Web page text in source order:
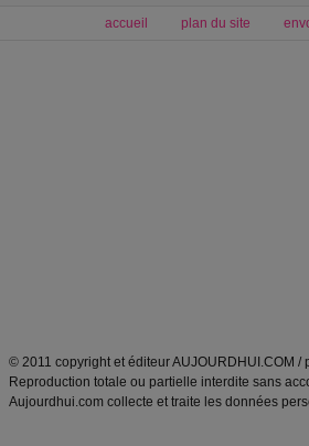
accueil plan du site
© 2011 copyright et éditeur AUJOURDHUI.COM /
Reproduction totale ou partielle interdite sans
Aujourdhui.com collecte et traite les données